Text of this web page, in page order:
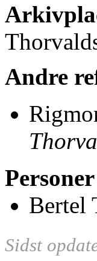
Andre
Personer
Bertel
Sidst